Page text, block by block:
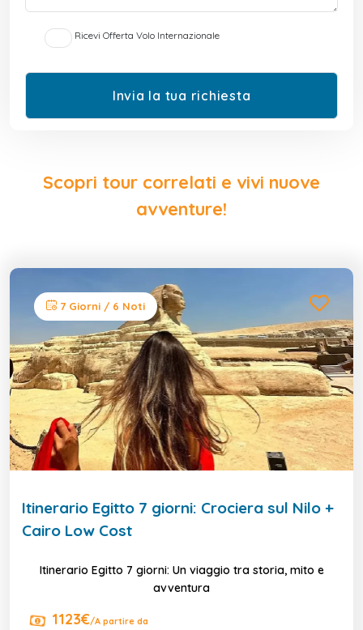
Ricevi Offerta Volo Internazionale
Scopri tour correlati e vivi nuove
avventure!
7 Giorni / 6 Noti
Itinerario Egitto 7 giorni: Crociera sul Nilo +
Cairo Low Cost
Itinerario Egitto 7 giorni: Un viaggio tra storia, mito e
avventura
1123€/A partire da